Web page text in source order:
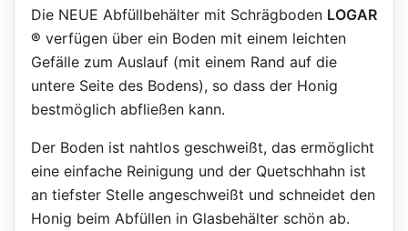
Die NEUE Abfüllbehälter mit Schrägboden LOGAR
® verfügen über ein Boden mit einem leichten
Gefälle zum Auslauf (mit einem Rand auf die
untere Seite des Bodens), so dass der Honig
bestmöglich abfließen kann.
Der Boden ist nahtlos geschweißt, das ermöglicht
eine einfache Reinigung und der Quetschhahn ist
an tiefster Stelle angeschweißt und schneidet den
Honig beim Abfüllen in Glasbehälter schön ab.